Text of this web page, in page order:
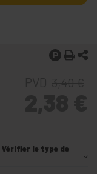
Vérifier le type de